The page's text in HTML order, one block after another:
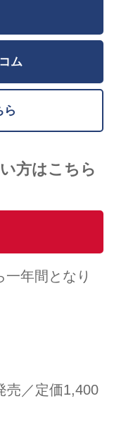
ム
ら
方はこちら
年間となり
売／定価1,400